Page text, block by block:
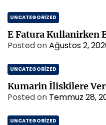
UNCATEGORIZED
E Fatura Kullanirken
Posted onAğustos 2,
UNCATEGORIZED
Kumarin İliskilere
Posted on Temmuz 28,
UNCATEGORIZED